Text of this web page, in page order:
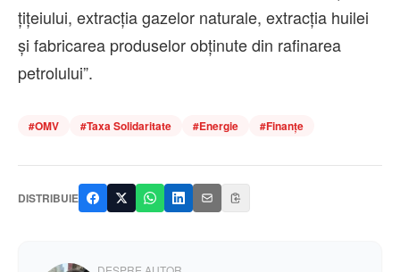
ţiţeiului, extracţia gazelor naturale, extracţia huilei
şi fabricarea produselor obţinute din rafinarea
petrolului”.
#OMV #Taxa Solidaritate #Energie #Finanțe
DISTRIBUIE